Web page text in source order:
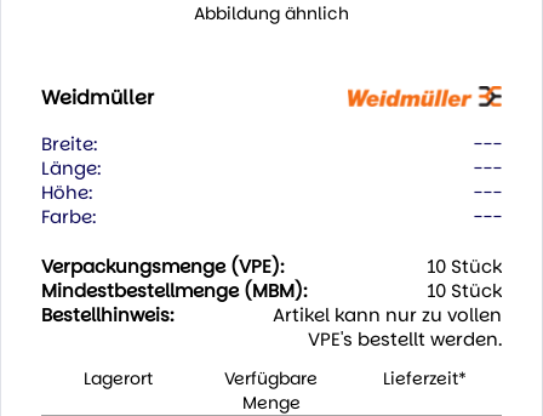
Abbildung ähnlich
Weidmüller
Breite:
---
Länge:
---
Höhe:
---
Farbe:
---
Verpackungsmenge (VPE):
10 Stück
Mindestbestellmenge (MBM):
10 Stück
Bestellhinweis:
Artikel kann nur zu vollen
VPE's bestellt werden.
Lagerort
Verfügbare
Menge
Lieferzeit*